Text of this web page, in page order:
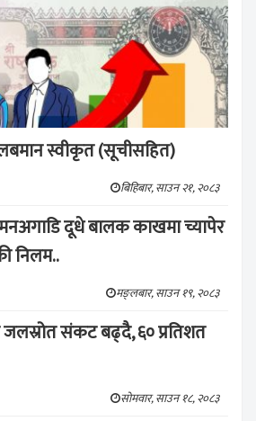
स्वीकृत (सूचीसहित)
बिहिबार, साउन २१, २०८३
दूधे बालक काखमा च्यापेर
निलम..
मङ्लबार, साउन १९, २०८३
संकट बढ्दै, ६० प्रतिशत
सोमवार, साउन १८, २०८३